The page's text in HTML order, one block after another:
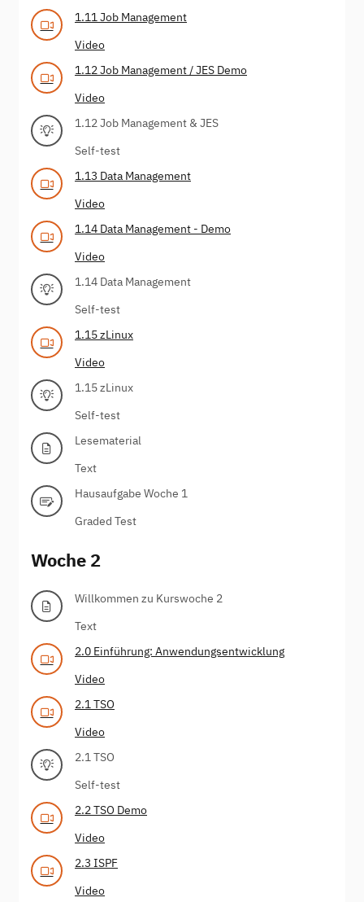
1.11 Job Management
Video
1.12 Job Management / JES Demo
Video
1.12 Job Management & JES
Self-test
1.13 Data Management
Video
1.14 Data Management - Demo
Video
1.14 Data Management
Self-test
1.15 zLinux
Video
1.15 zLinux
Self-test
Lesematerial
Text
Hausaufgabe Woche 1
Graded Test
Woche 2
Willkommen zu Kurswoche 2
Text
2.0 Einführung: Anwendungsentwicklung
Video
2.1 TSO
Video
2.1 TSO
Self-test
2.2 TSO Demo
Video
2.3 ISPF
Video